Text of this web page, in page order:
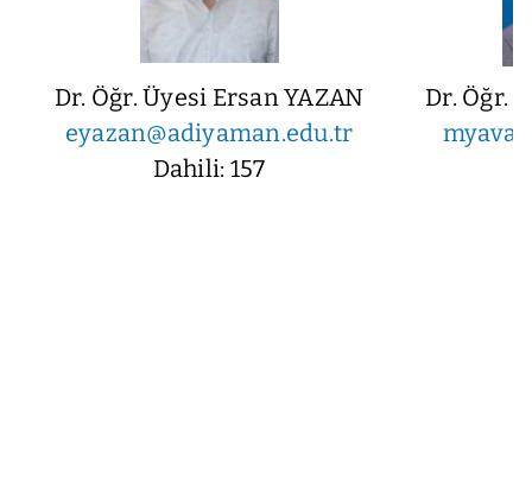
Dr. Öğr. Üyesi Ersan YAZAN
eyazan@adiyaman.edu.tr
Dahili: 157
Dr. Öğr.